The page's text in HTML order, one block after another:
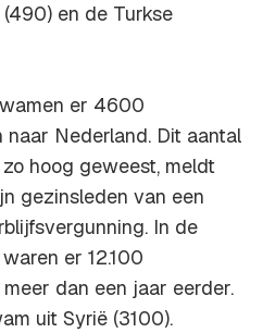
en de Turkse
er 4600
naar Nederland. Dit aantal
hoog geweest, meldt
gezinsleden van een
In de
er 12.100
dan een jaar eerder.
uit Syrië (3100).